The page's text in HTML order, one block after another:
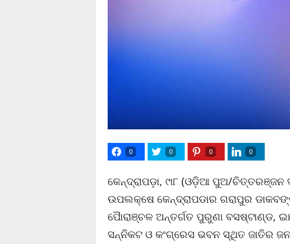
0 0 0 0
କେନ୍ଦ୍ରାପଡ଼ା, ୯ା୮ (ଓଡ଼ିଆ ପୁଅ/
ଉପଲକ୍ଷେ କେନ୍ଦ୍ରାପଡାର ଗରାପୁର
ପୈାରାଞ୍ଚଳ ଅନ୍ତର୍ଗତ ପୁରୁଣା
ସନ୍ନିକଟ ଓ କଂଗ୍ରେସ ଭବନ ସ୍ଥିତ ଜାତିର